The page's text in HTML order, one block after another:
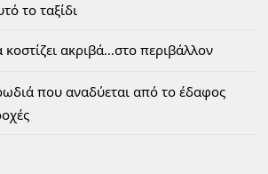
το ταξίδι
ακριβά…στο περιβάλλον
που αναδύεται από το έδαφος